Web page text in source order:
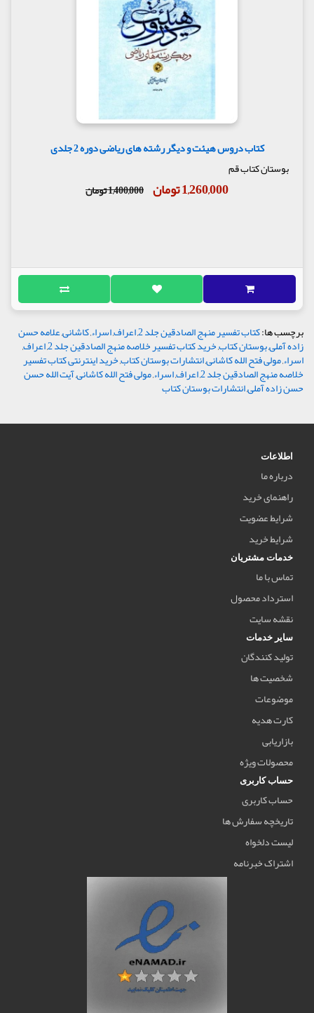
کتاب دروس هیئت و دیگر رشته های ریاضی دوره 2 جلدی
بوستان کتاب قم
1,260,000 تومان 1,400,000 تومان
برچسب ها:کتاب تفسیر منهج الصادقین جلد 2 ,اعراف,اسراء,کاشانی,علامه حسن
زاده آملی,بوستان کتاب,خرید کتاب تفسیر خلاصه منهج الصادقین جلد 2 ,اعراف,
اسراء,مولی فتح الله کاشانی,انتشارات بوستان کتاب,خرید اینترنتی کتاب تفسیر
خلاصه منهج الصادقین جلد 2 ,اعراف,اسراء,مولی فتح الله کاشانی,آیت الله حسن
حسن زاده آملی,انتشارات بوستان کتاب
اطلاعات
درباره ما
راهنمای خرید
شرایط عضویت
شرایط خرید
خدمات مشتریان
تماس با ما
استرداد محصول
نقشه سایت
سایر خدمات
تولید کنندگان
شخصیت ها
موضوعات
کارت هدیه
بازاریابی
محصولات ویژه
حساب کاربری
حساب کاربری
تاریخچه سفارش ها
لیست دلخواه
اشتراک خبرنامه